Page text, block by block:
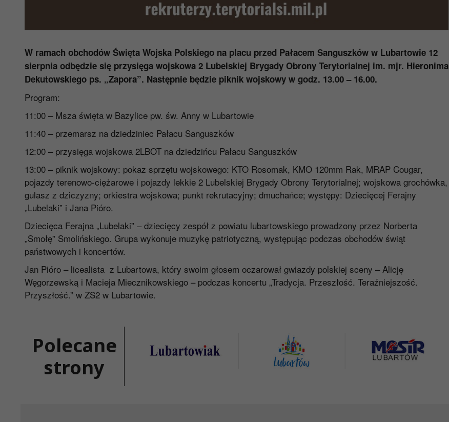
W ramach obchodów Święta Wojska Polskiego na placu przed Pałacem Sanguszków w Lubartowie 12
sierpnia odbędzie się przysięga wojskowa 2 Lubelskiej Brygady Obrony Terytorialnej im. mjr. Hieronima
Dekutowskiego ps. „Zapora”. Następnie będzie piknik wojskowy w godz. 13.00 – 16.00.
Program:
11:00 – Msza święta w Bazylice pw. św. Anny w Lubartowie
11:40 – przemarsz na dziedziniec Pałacu Sanguszków
12:00 – przysięga wojskowa 2LBOT na dziedzińcu Pałacu Sanguszków
13:00 – piknik wojskowy: pokaz sprzętu wojskowego: KTO Rosomak, KMO 120mm Rak, MRAP Cougar,
pojazdy terenowo-ciężarowe i pojazdy lekkie 2 Lubelskiej Brygady Obrony Terytorialnej; wojskowa grochówka,
gulasz z dziczyzny; orkiestra wojskowa; punkt rekrutacyjny; dmuchańce; występy: Dziecięcej Ferajny
„Lubelaki” i Jana Pióro.
Dziecięca Ferajna „Lubelaki” – dziecięcy zespół z powiatu lubartowskiego prowadzony przez Norberta
„Smołę” Smolińskiego. Grupa wykonuje muzykę patriotyczną, występując podczas obchodów świąt
państwowych i koncertów.
Jan Pióro – licealista z Lubartowa, który swoim głosem oczarował gwiazdy polskiej sceny – Alicję
Węgorzewską i Macieja Miecznikowskiego – podczas koncertu „Tradycja. Przeszłość. Teraźniejszość.
Przyszłość.” w ZS2 w Lubartowie.
Polecane
strony